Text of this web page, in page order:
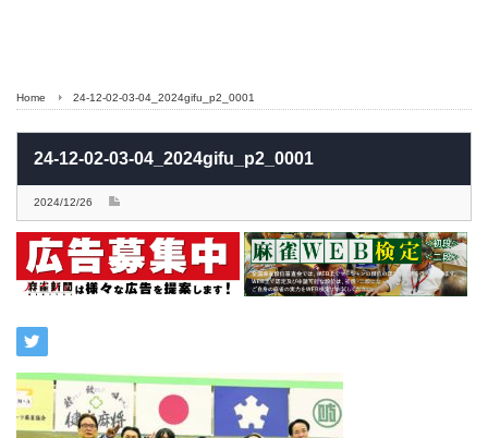
Home 24-12-02-03-04_2024gifu_p2_0001
24-12-02-03-04_2024gifu_p2_0001
2024/12/26